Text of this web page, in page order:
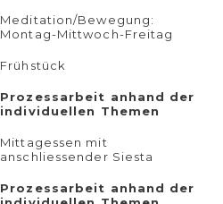
Meditation/Bewegung:
Montag-Mittwoch-Freitag
Frühstück
Prozessarbeit anhand der
individuellen Themen
Mittagessen mit
anschliessender Siesta
Prozessarbeit anhand der